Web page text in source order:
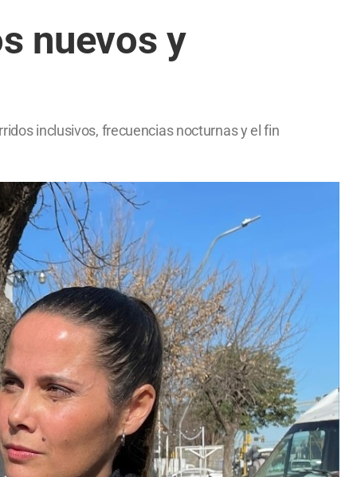
nuevos y
inclusivos, frecuencias nocturnas y el fin